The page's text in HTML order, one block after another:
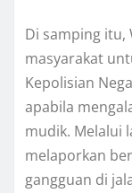
Di samping itu,
masyarakat
Kepolisian
apabila
mudik. Melalui
melaporkan
gangguan di